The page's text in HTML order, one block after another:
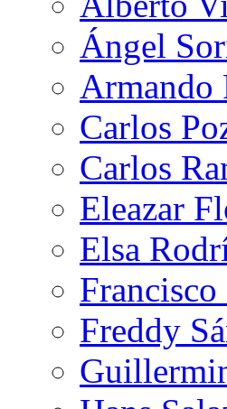
Ángel
Armando
Carlos
Carlos
Eleazar
Elsa
Freddy